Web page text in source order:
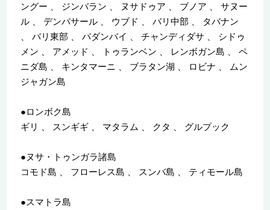
ングー 、 ジンバラン 、 ヌサドゥア 、 ブノア 、 サヌー
ル 、 デンパサール 、 ウブド 、 バリ中部 、 タバナン
、 バリ東部 、 パダンバイ 、 チャンディダサ 、 シドゥ
メン 、 アメッド 、 トゥランベン 、 レンボガン島 、 ペ
ニダ島 、 キンタマーニ 、 ブラタン湖 、 ロビナ 、 ムン
ジャガン島
●ロンボク島
ギリ 、 スンギギ 、 マタラム 、 クタ 、 グルプック
●ヌサ・トゥンガラ諸島
コモド島 、 フローレス島 、 スンバ島 、 ティモール島
●スマトラ島